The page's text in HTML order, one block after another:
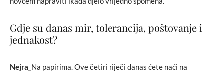
Gdje su danas mir, tolerancija, poštovanje i
jednakost?
Nejra_ Na papirima. Ove četiri riječi danas ćete naći na